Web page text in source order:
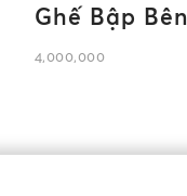
Ghế Bập
4,000,000